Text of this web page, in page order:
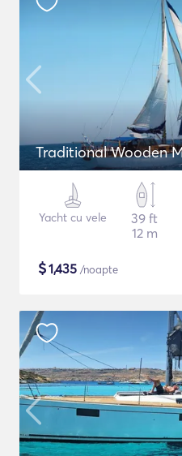
Traditional Wooden
Yacht cu vele
39 ft
12 m
$1,435 /noapte